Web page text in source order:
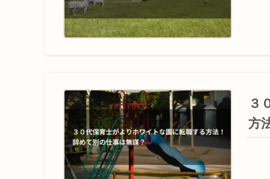
３
方